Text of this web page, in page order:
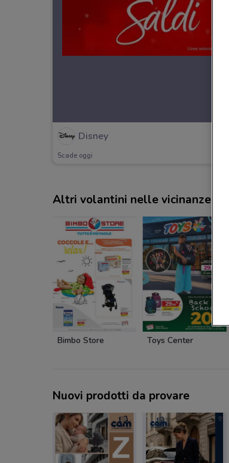
Disney
Scade oggi
Altri volantini nelle vicinanze
Bimbo Store Toys Center
Nuovi prodotti da provare